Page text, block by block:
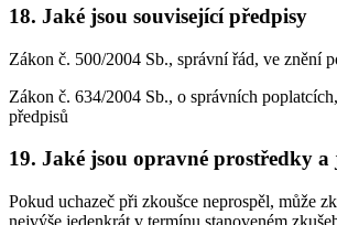
18. Jaké jsou související předpisy
Zákon č. 500/2004 Sb., správní řád, ve znění
Zákon č. 634/2004 Sb., o správních
předpisů
19. Jaké jsou opravné prostředky
Pokud uchazeč při zkoušce neprospěl, může
nejvýše jedenkrát v termínu stanoveném